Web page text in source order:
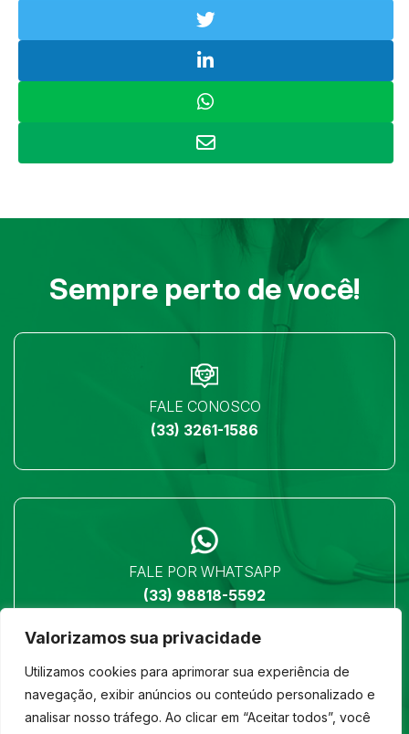
Valorizamos sua privacidade
Utilizamos cookies para aprimorar sua experiência de
navegação, exibir anúncios ou conteúdo personalizado e
analisar nosso tráfego. Ao clicar em “Aceitar todos”, você
Sempre perto de você!
FALE CONOSCO
(33) 3261-1586
FALE POR WHATSAPP
(33) 98818-5592